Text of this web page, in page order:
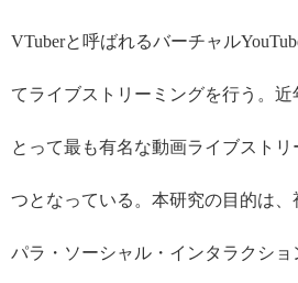
VTuberと呼ばれるバーチャル
てライブストリーミングを行う。近
とって最も有名な動画ライブスト
つとなっている。本研究の目的は、
パラ・ソーシャル・インタラクショ